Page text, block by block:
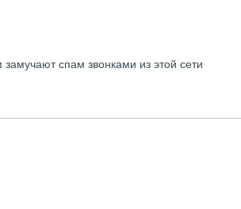
замучают спам звонками из этой сети